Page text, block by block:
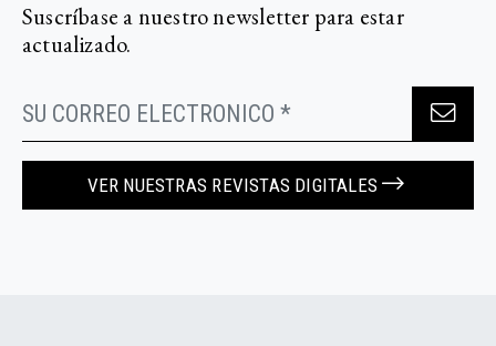
Suscríbase a nuestro newsletter para estar
actualizado.
VER NUESTRAS REVISTAS DIGITALES